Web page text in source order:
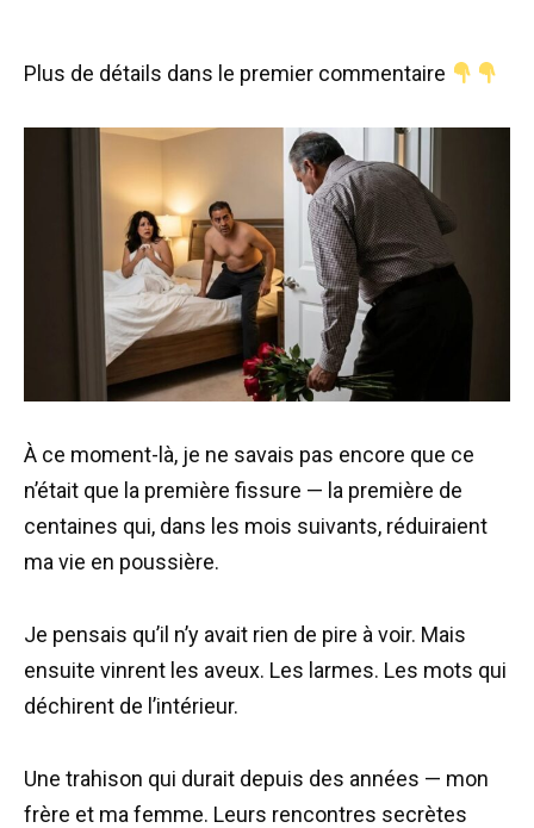
Plus de détails dans le premier commentaire
À ce moment-là, je ne savais pas encore que ce
n’était que la première fissure — la première de
centaines qui, dans les mois suivants, réduiraient
ma vie en poussière.
Je pensais qu’il n’y avait rien de pire à voir. Mais
ensuite vinrent les aveux. Les larmes. Les mots qui
déchirent de l’intérieur.
Une trahison qui durait depuis des années — mon
frère et ma femme. Leurs rencontres secrètes